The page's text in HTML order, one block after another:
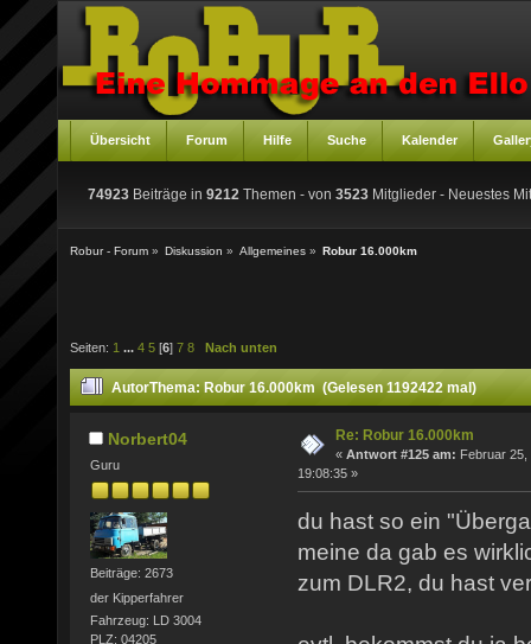
Übersicht Forum Hilfe Suche Kalender
74923 Beiträge in 9212 Themen - von 3523 Mitglieder - Neuestes
Robur - Forum » Diskussion » Allgemeines » Robur 16.000km
Seiten: 1 ... 4 5 [6] 7 8 Nach unten
AutorThema: Robur 16.000km (Gelesen 1192422 mal)
Norbert04
Guru
Beiträge: 2673
der Kipperfahrer
Fahrzeug: LD 3004
PLZ: 04205
Re: Robur 16.000km
« Antwort #125 am: Februar 25,
19:08:35 »
du hast so ein
meine da gab es
zum DLR2, du hast